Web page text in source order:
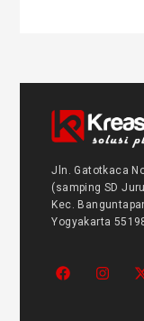
Jln. Gatotkaca
(samping SD
Kec.
Yogyakarta